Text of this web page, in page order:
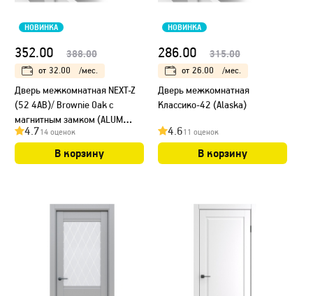
НОВИНКА
352.00 388.00
от 32.00 /мес.
Дверь межкомнатная NEXT-Z
(52 4AB)/ Brownie Oak с
магнитным замком (ALUM
кромка с 4-х сторон Черная)
4.714 оценок
В корзину
НОВИНКА
286.00 315.00
от 26.00 /мес.
Дверь межкомнатная
Классико-42 (Alaska)
4.611 оценок
В корзину